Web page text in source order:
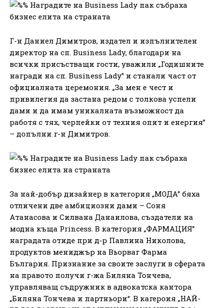
Г-н Даниел Димитров, издател и изпълнителен
директор на сп. Business Lady, благодари на
всички присъстващи гости, уважили „Годишните
награди на сп. Business Lady” и станали част от
официалната церемония. „За мен е чест и
привилегия да застана редом с толкова успели
дами и да имам уникалната възможност да
работя с тях, черпейки от техния опит и енергия”
– допълни г-н Димитров.
За най-добър дизайнер в категория „МОДА” бяха
отличени две амбициозни дами – Соня
Атанасова и Силвана Данаилова, създатели на
модна къща Princess. В категория „ФАРМАЦИЯ”
наградата отиде при д-р Павлина Николова,
продуктов мениджър на Вьорваг Фарма
България. Признание за своите заслуги в сферата
на правото получи г-жа Биляна Тончева,
управляващ съдружник в адвокатска кантора
„Биляна Тончева и партньори“. В кагероия „НАЙ-